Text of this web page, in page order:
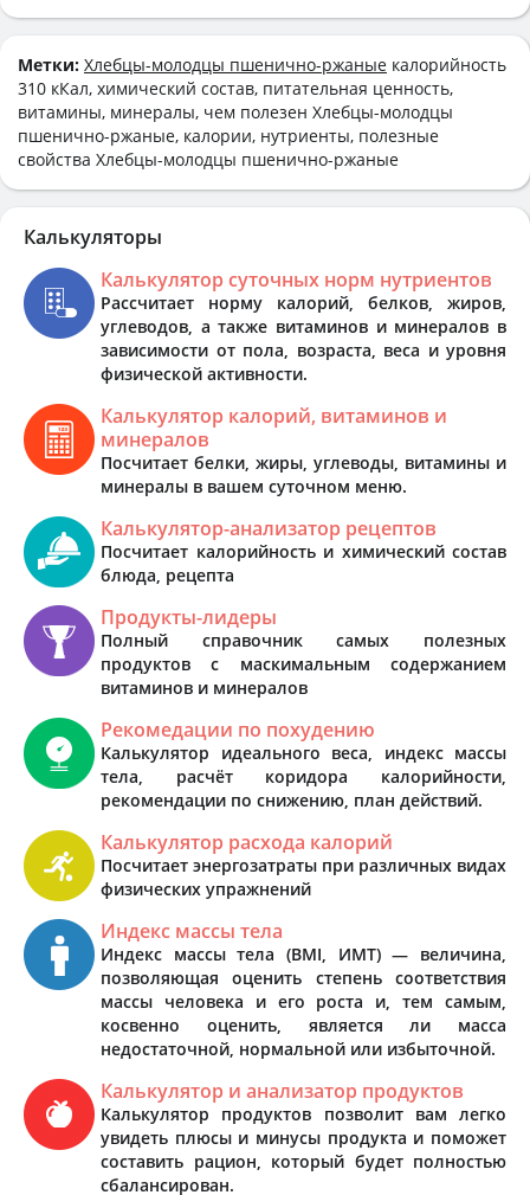
Метки: Хлебцы-молодцы пшенично-ржаные калорийность
310 кКал, химический состав, питательная ценность,
витамины, минералы, чем полезен Хлебцы-молодцы
пшенично-ржаные, калории, нутриенты, полезные
свойства Хлебцы-молодцы пшенично-ржаные
Калькуляторы
Калькулятор суточных норм нутриентов
Рассчитает норму калорий, белков, жиров,
углеводов, а также витаминов и минералов в
зависимости от пола, возраста, веса и уровня
физической активности.
Калькулятор калорий, витаминов и
минералов
Посчитает белки, жиры, углеводы, витамины и
минералы в вашем суточном меню.
Калькулятор-анализатор рецептов
Посчитает калорийность и химический состав
блюда, рецепта
Продукты-лидеры
Полный справочник самых полезных
продуктов с маскимальным содержанием
витаминов и минералов
Рекомедации по похудению
Калькулятор идеального веса, индекс массы
тела, расчёт коридора калорийности,
рекомендации по снижению, план действий.
Калькулятор расхода калорий
Посчитает энергозатраты при различных видах
физических упражнений
Индекс массы тела
Индекс массы тела (BMI, ИМТ) — величина,
позволяющая оценить степень соответствия
массы человека и его роста и, тем самым,
косвенно оценить, является ли масса
недостаточной, нормальной или избыточной.
Калькулятор и анализатор продуктов
Калькулятор продуктов позволит вам легко
увидеть плюсы и минусы продукта и поможет
составить рацион, который будет полностью
сбалансирован.